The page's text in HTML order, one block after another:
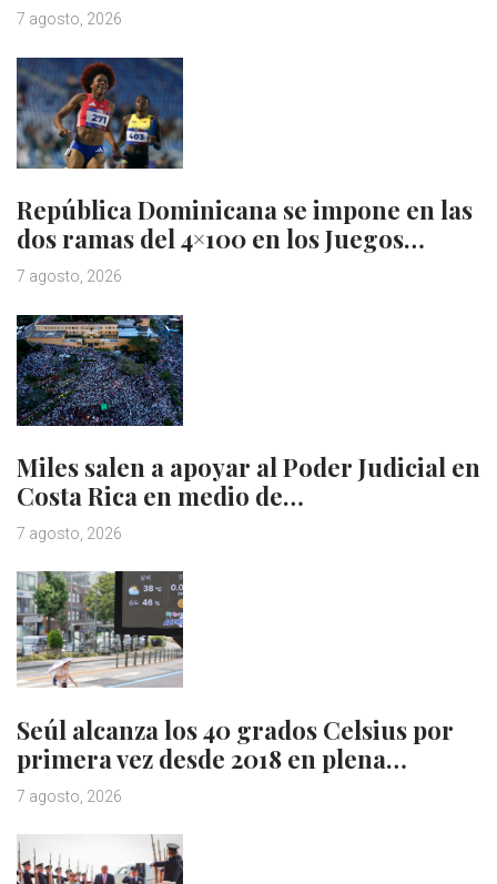
7 agosto, 2026
República Dominicana se impone en las
dos ramas del 4×100 en los Juegos…
7 agosto, 2026
Miles salen a apoyar al Poder Judicial en
Costa Rica en medio de…
7 agosto, 2026
Seúl alcanza los 40 grados Celsius por
primera vez desde 2018 en plena…
7 agosto, 2026